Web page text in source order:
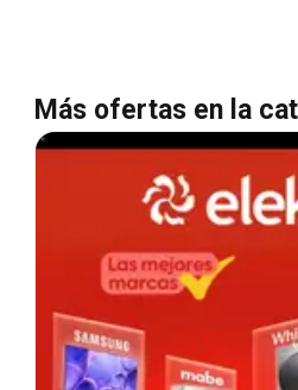
Más ofertas en la